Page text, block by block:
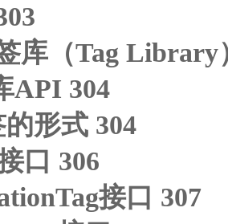
库（Tag Library
API 304
的形式 304
口 306
接口 307